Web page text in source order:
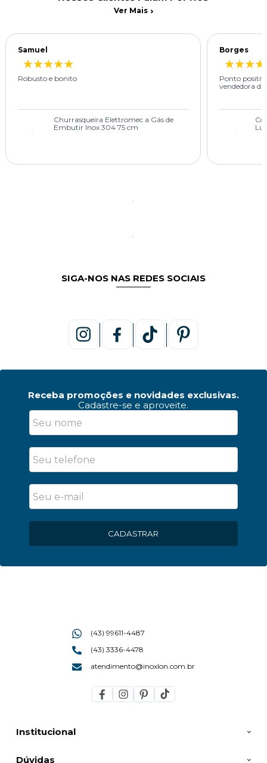
Ver Mais
Samuel
Robusto e bonito
Churrasqueira Elettromec a Gás de
Embutir Inox 304 75 cm
Borges
Ponto
vendedora
SIGA-NOS NAS REDES SOCIAIS
Receba promoções e novidades exclusivas.
Cadastre-se e aproveite.
CADASTRAR
Institucional
Dúvidas
(43) 99611-4487
(43) 3336-4478
atendimento@inoxlon.com.br